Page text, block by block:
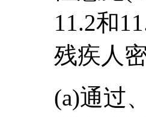
11.2和
残疾人
(a)通过